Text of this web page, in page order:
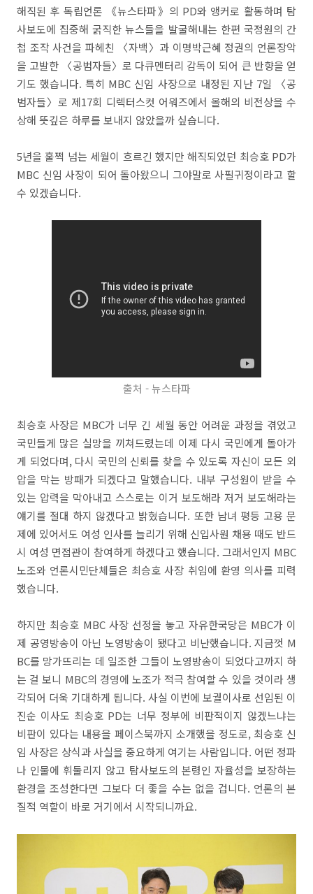
해직된 후 독립언론 《뉴스타파》의 PD와 앵커로 활동하며 탐
사보도에 집중해 굵직한 뉴스들을 발굴해내는 한편 국정원의 간
첩 조작 사건을 파헤친 〈자백〉과 이명박근혜 정권의 언론장악
을 고발한 〈공범자들〉로 다큐멘터리 감독이 되어 큰 반향을 얻
기도 했습니다. 특히 MBC 신임 사장으로 내정된 지난 7일 〈공
범자들〉로 제17회 디렉터스컷 어워즈에서 올해의 비전상을 수
상해 뜻깊은 하루를 보내지 않았을까 싶습니다.
5년을 훌쩍 넘는 세월이 흐르긴 했지만 해직되었던 최승호 PD가
MBC 신임 사장이 되어 돌아왔으니 그야말로 사필귀정이라고 할
수 있겠습니다.
출처 - 뉴스타파
최승호 사장은 MBC가 너무 긴 세월 동안 어려운 과정을 겪었고
국민들게 많은 실망을 끼쳐드렸는데 이제 다시 국민에게 돌아가
게 되었다며, 다시 국민의 신뢰를 찾을 수 있도록 자신이 모든 외
압을 막는 방패가 되겠다고 말했습니다. 내부 구성원이 받을 수
있는 압력을 막아내고 스스로는 이거 보도해라 저거 보도해라는
얘기를 절대 하지 않겠다고 밝혔습니다. 또한 남녀 평등 고용 문
제에 있어서도 여성 인사를 늘리기 위해 신입사원 채용 때도 반드
시 여성 면접관이 참여하게 하겠다고 했습니다. 그래서인지 MBC
노조와 언론시민단체들은 최승호 사장 취임에 환영 의사를 피력
했습니다.
하지만 최승호 MBC 사장 선정을 놓고 자유한국당은 MBC가 이
제 공영방송이 아닌 노영방송이 됐다고 비난했습니다. 지금껏 M
BC를 망가뜨리는 데 일조한 그들이 노영방송이 되었다고까지 하
는 걸 보니 MBC의 경영에 노조가 적극 참여할 수 있을 것이라 생
각되어 더욱 기대하게 됩니다. 사실 이번에 보궐이사로 선임된 이
진순 이사도 최승호 PD는 너무 정부에 비판적이지 않겠느냐는
비판이 있다는 내용을 페이스북까지 소개했을 정도로, 최승호 신
임 사장은 상식과 사실을 중요하게 여기는 사람입니다. 어떤 정파
나 인물에 휘둘리지 않고 탐사보도의 본령인 자율성을 보장하는
환경을 조성한다면 그보다 더 좋을 수는 없을 겁니다. 언론의 본
질적 역할이 바로 거기에서 시작되니까요.